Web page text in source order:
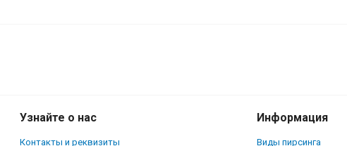
Узнайте о нас
Контакты и реквизиты
Информация
Виды пирсинга